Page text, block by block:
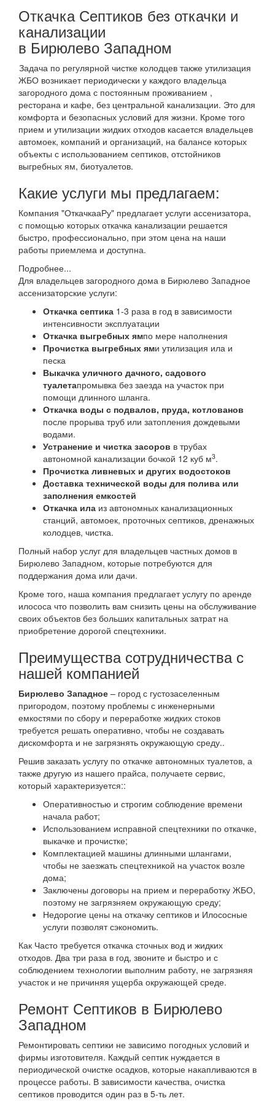
Откачка Септиков без откачки и
канализации
в Бирюлево Западном
Задача по регулярной чистке колодцев также утилизация
ЖБО возникает периодически у каждого владельца
загородного дома с постоянным проживанием ,
ресторана и кафе, без центральной канализации. Это для
комфорта и безопасных условий для жизни. Кроме того
прием и утилизации жидких отходов касается владельцев
автомоек, компаний и организаций, на балансе которых
объекты с использованием септиков, отстойников
выгребных ям, биотуалетов.
Какие услуги мы предлагаем:
Компания "ОткачкааРу" предлагает услуги ассенизатора,
с помощью которых откачка канализации решается
быстро, профессионально, при этом цена на наши
работы приемлема и доступна.
Подробнее...
Для владельцев загородного дома в Бирюлево Западное
ассенизаторские услуги:
Откачка септика 1-3 раза в год в зависимости
интенсивности эксплуатации
Откачка выгребных ямпо мере наполнения
Прочистка выгребных ями утилизация ила и
песка
Выкачка уличного дачного, садового
туалетапромывка без заезда на участок при
помощи длинного шланга.
Откачка воды с подвалов, пруда, котлованов
после прорыва труб или затопления дождевыми
водами.
Устранение и чистка засоров в трубах
автономной канализации бочкой 12 куб м3.
Прочистка ливневых и других водостоков
Доставка технической воды для полива или
заполнения емкостей
Откачка ила из автономных канализационных
станций, автомоек, проточных септиков, дренажных
колодцев, чистка.
Полный набор услуг для владельцев частных домов в
Бирюлево Западном, которые потребуются для
поддержания дома или дачи.
Кроме того, наша компания предлагает услугу по аренде
илососа что позволить вам снизить цены на обслуживание
своих объектов без больших капитальных затрат на
приобретение дорогой спецтехники.
Преимущества сотрудничества с
нашей компанией
Бирюлево Западное – город с густозаселенным
пригородом, поэтому проблемы с инженерными
емкостями по сбору и переработке жидких стоков
требуется решать оперативно, чтобы не создавать
дискомфорта и не загрязнять окружающую среду..
Решив заказать услугу по откачке автономных туалетов, а
также другую из нашего прайса, получаете сервис,
который характеризуется::
Оперативностью и строгим соблюдение времени
начала работ;
Использованием исправной спецтехники по откачке,
выкачке и прочистке;
Комплектацией машины длинными шлангами,
чтобы не заезжать спецтехникой на участок возле
дома;
Заключены договоры на прием и переработку ЖБО,
поэтому не загрязняем окружающую среду;
Недорогие цены на откачку септиков и Илососные
услуги позволят сэкономить.
Как Часто требуется откачка сточных вод и жидких
отходов. Два три раза в год, звоните и быстро и с
соблюдением технологии выполним работу, не загрязняя
участок и не причиняя ущерба окружающей среде.
Ремонт Септиков в Бирюлево
Западном
Ремонтировать септики не зависимо погодных условий и
фирмы изготовителя. Каждый септик нуждается в
периодической очистке осадков, которые накапливаются в
процессе работы. В зависимости качества, очистка
септиков проводится один раз в 5-ть лет.